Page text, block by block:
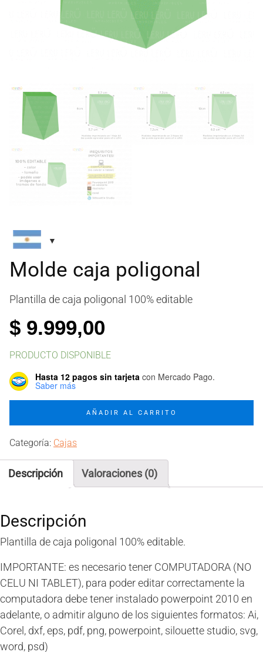
Molde caja poligonal
Plantilla de caja poligonal 100% editable
$ 9.999,00
PRODUCTO DISPONIBLE
Hasta 12 pagos sin tarjeta con Mercado Pago.
Saber más
cantidad
AÑADIR AL CARRITO
Categoría: Cajas
Descripción Valoraciones (0)
Descripción
Plantilla de caja poligonal 100% editable.
IMPORTANTE: es necesario tener COMPUTADORA (NO
CELU NI TABLET), para poder editar correctamente la
computadora debe tener instalado powerpoint 2010 en
adelante, o admitir alguno de los siguientes formatos: Ai,
Corel, dxf, eps, pdf, png, powerpoint, silouette studio, svg,
word, psd)